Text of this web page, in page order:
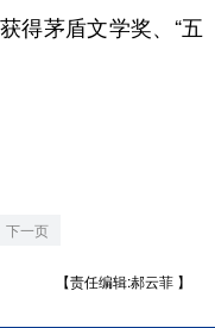
得茅盾文学奖、“五
下一页
【责任编辑:郝云菲 】